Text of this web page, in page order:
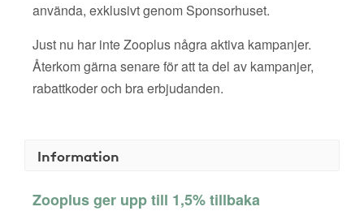
använda, exklusivt genom Sponsorhuset.
Just nu har inte Zooplus några aktiva kampanjer.
Återkom gärna senare för att ta del av kampanjer,
rabattkoder och bra erbjudanden.
Information
Zooplus ger upp till 1,5% tillbaka